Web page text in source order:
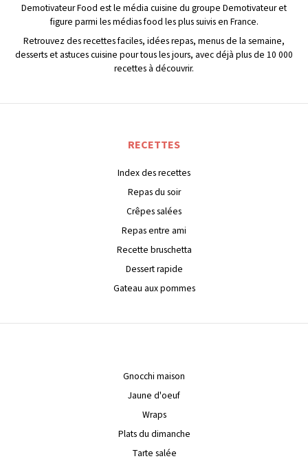
Demotivateur Food est le média cuisine du groupe Demotivateur et
figure parmi les médias food les plus suivis en France.
Retrouvez des recettes faciles, idées repas, menus de la semaine,
desserts et astuces cuisine pour tous les jours, avec déjà plus de 10 000
recettes à découvrir.
RECETTES
Index des recettes
Repas du soir
Crêpes salées
Repas entre ami
Recette bruschetta
Dessert rapide
Gateau aux pommes
Gnocchi maison
Jaune d'oeuf
Wraps
Plats du dimanche
Tarte salée